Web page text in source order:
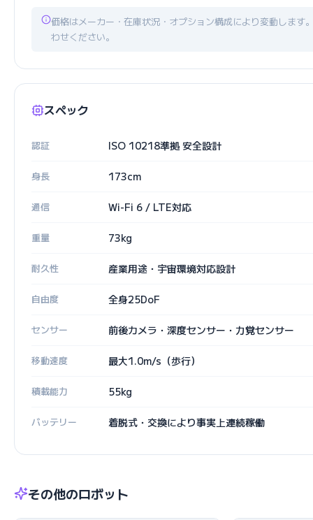
価格はメーカー・在庫状況・オプション構成により変動します
わせください。
スペック
認証 ISO 10218準拠 安全設計
身長 173cm
通信 Wi-Fi 6 / LTE対応
重量 73kg
耐久性 産業用途・宇宙環境対応設計
自由度 全身25DoF
センサー 前後カメラ・深度センサー・力覚センサー
移動速度 最大1.0m/s（歩行）
積載能力 55kg
バッテリー 着脱式・交換により事実上連続稼働
その他のロボット